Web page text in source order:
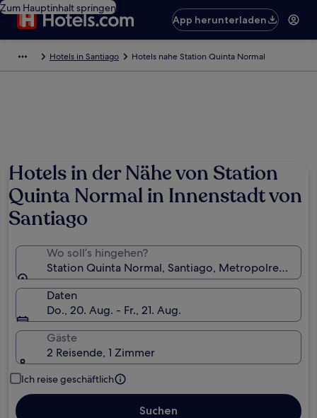
Zum Hauptinhalt springen
App herunterladen
Hotels in Santiago Hotels nahe Station Quinta Normal
Hotels in der Nähe von Station
Quinta Normal in Innenstadt von
Santiago
Wo soll’s hingehen?
Station Quinta Normal, Santiago, Metropolregion
Daten
Do., 20. Aug. - Fr., 21. Aug.
Gäste
2 Reisende, 1 Zimmer
Ich reise geschäftlich
Suchen